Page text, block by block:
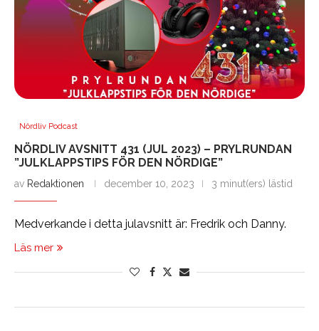
Nördliv Podcast
NÖRDLIV AVSNITT 431 (JUL 2023) – PRYLRUNDAN
”JULKLAPPSTIPS FÖR DEN NÖRDIGE”
av Redaktionen december 10, 2023 3 minut(ers) lästid
Medverkande i detta julavsnitt är: Fredrik och Danny.
Läs mer